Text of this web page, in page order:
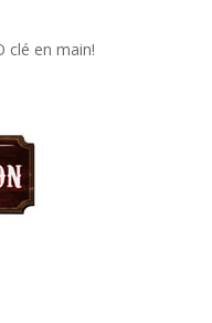
clé en main!